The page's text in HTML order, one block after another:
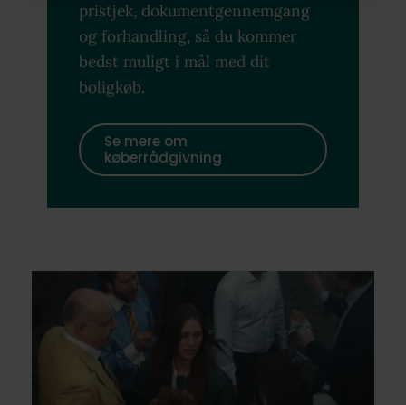
pristjek, dokumentgennemgang
og forhandling, så du kommer
bedst muligt i mål med dit
boligkøb.
Se mere om
køberrådgivning